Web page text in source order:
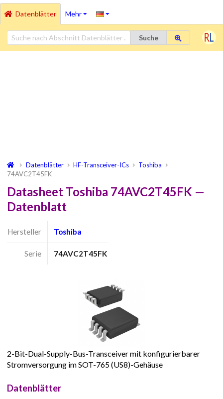
Datenblätter Mehr
Suche
Datenblätter HF-Transceiver-ICs
Toshiba
74AVC2T45FK
Datasheet Toshiba 74AVC2T45FK —
Datenblatt
Hersteller Toshiba
Serie 74AVC2T45FK
2-Bit-Dual-Supply-Bus-Transceiver mit konfigurierbarer
Stromversorgung im SOT-765 (US8)-Gehäuse
Datenblätter